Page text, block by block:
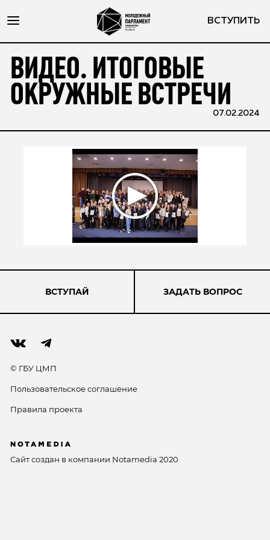
ВСТУПИТЬ
ВИДЕО. ИТОГОВЫЕ
ОКРУЖНЫЕ ВСТРЕЧИ
07.02.2024
ВСТУПАЙ ЗАДАТЬ ВОПРОС
© ГБУ ЦМП
Пользовательское соглашение
Правила проекта
Сайт создан в компании Notamedia 2020